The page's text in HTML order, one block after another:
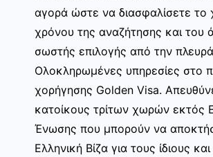
αγορά ώστε να διασφαλίσετε το
χρόνου της αναζήτησης και του
σωστής επιλογής από την
Ολοκληρωμένες υπηρεσίες στο
χορήγησης Golden Visa.
κατοίκους τρίτων χωρών εκτός
Ένωσης που μπορούν να
Ελληνική Βίζα για τους ίδιους